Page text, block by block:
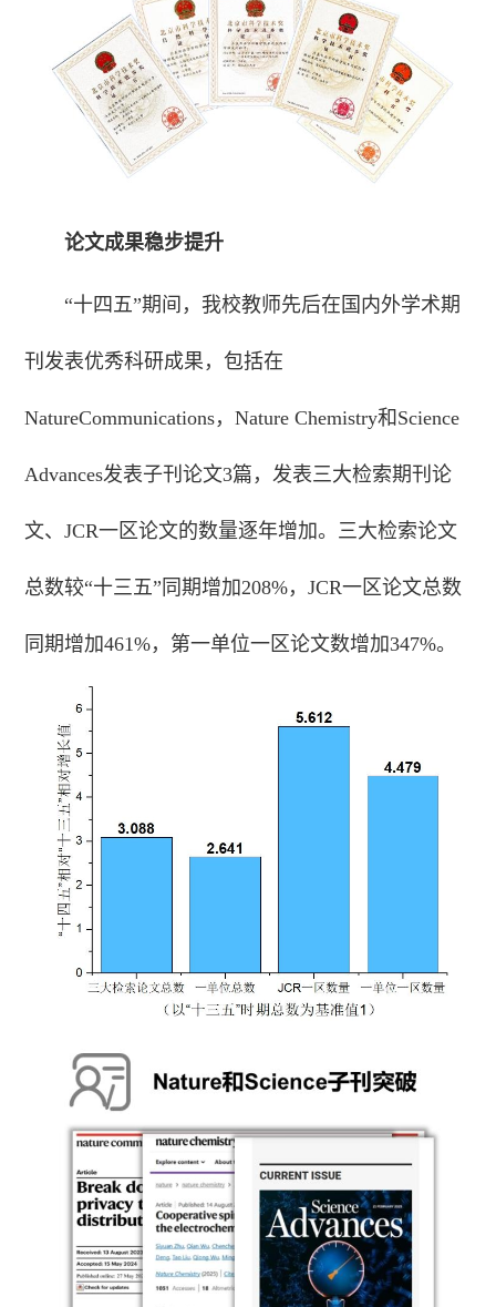
论文成果稳步提升
“十四五”期间，我校教师先后在国内外学术期
刊发表优秀科研成果，包括在
NatureCommunications，Nature Chemistry和Science
Advances发表子刊论文3篇，发表三大检索期刊论
文、JCR一区论文的数量逐年增加。三大检索论文
总数较“十三五”同期增加208%，JCR一区论文总数
同期增加461%，第一单位一区论文数增加347%。